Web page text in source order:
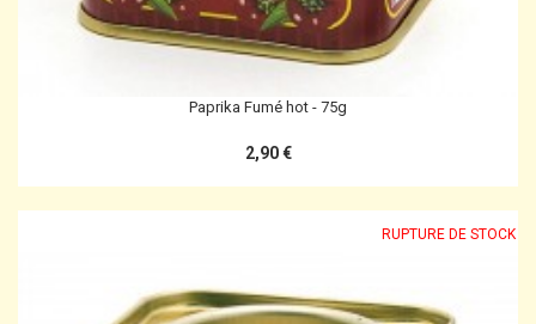
Paprika Fumé hot - 75g
2,90 €
RUPTURE DE STOCK